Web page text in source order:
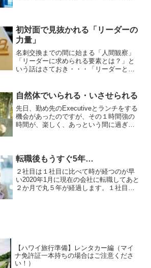
で、今回が代表が代わっ...
初対面で見抜かれる「リーダーの
力量」
名刺交換までの間に始まる「人間観察」
「リーダーに求められる要素とは？」と
いう話はさておき・・・「リーダーとし
「所作」で８割程度は分かるなぁ、とい
うのが本日ここで触れたい内...
自然体でいられる・いさせられる
先日、勤め先のExecutiveとランチをする
機会があったのですが、その１時間強の
時間が、楽しく、あっという間に過ぎて
離れている人...
転職後もうすぐ5年…
２社目は１社目に比べて時が経つのが早
い2020年1月に現在の会社に転職してあと
２か月で丸５年が経過します。１社目は
【ハワイ旅行準備】レンタカー編（マイ
ナ免許証一本持ちの場合はご注意くださ
い！）